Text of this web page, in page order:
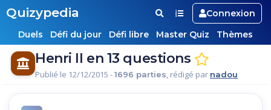
Quizypedia
Connexion
Duels
Défi du jour Défi libre Master Quiz Thèmes
Henri II en 13 questions
Publié le 12/12/2015 -1696 parties, rédigé par nadou